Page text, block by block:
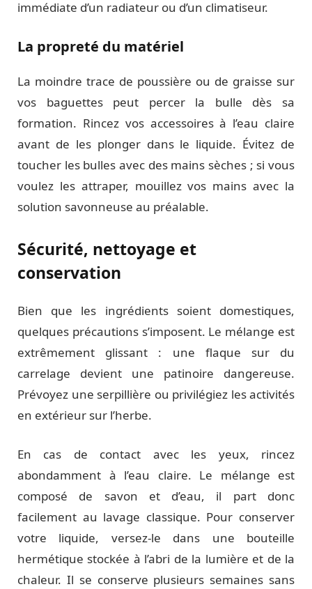
immédiate d’un radiateur ou d’un climatiseur.
La propreté du matériel
La moindre trace de poussière ou de graisse sur
vos baguettes peut percer la bulle dès sa
formation. Rincez vos accessoires à l’eau claire
avant de les plonger dans le liquide. Évitez de
toucher les bulles avec des mains sèches ; si vous
voulez les attraper, mouillez vos mains avec la
solution savonneuse au préalable.
Sécurité, nettoyage et
conservation
Bien que les ingrédients soient domestiques,
quelques précautions s’imposent. Le mélange est
extrêmement glissant : une flaque sur du
carrelage devient une patinoire dangereuse.
Prévoyez une serpillière ou privilégiez les activités
en extérieur sur l’herbe.
En cas de contact avec les yeux, rincez
abondamment à l’eau claire. Le mélange est
composé de savon et d’eau, il part donc
facilement au lavage classique. Pour conserver
votre liquide, versez-le dans une bouteille
hermétique stockée à l’abri de la lumière et de la
chaleur. Il se conserve plusieurs semaines sans